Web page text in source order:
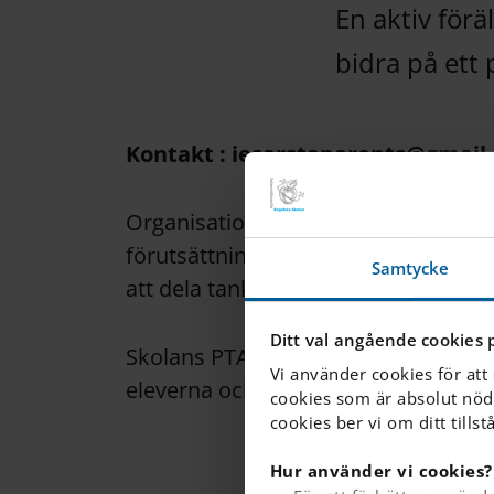
Samtycke
Ditt val angående cookies
Vi använder cookies för
cookies som är absolut
cookies ber vi om ditt
Hur använder vi cookies?
En aktiv
bidra på ett
Kontakt :
Organisationen samarbetar med
förutsättningarna för att utvecklas
att dela tankar och diskutera hur
Skolans PTA arrangerar också
eleverna och resor. Om du är